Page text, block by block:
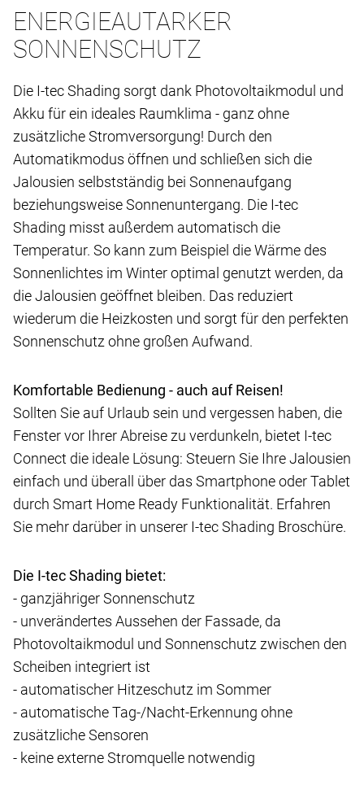
ENERGIEAUTARKER
SONNENSCHUTZ
Die I-tec Shading sorgt dank Photovoltaikmodul und
Akku für ein ideales Raumklima - ganz ohne
zusätzliche Stromversorgung! Durch den
Automatikmodus öffnen und schließen sich die
Jalousien selbstständig bei Sonnenaufgang
beziehungsweise Sonnenuntergang. Die I-tec
Shading misst außerdem automatisch die
Temperatur. So kann zum Beispiel die Wärme des
Sonnenlichtes im Winter optimal genutzt werden, da
die Jalousien geöffnet bleiben. Das reduziert
wiederum die Heizkosten und sorgt für den perfekten
Sonnenschutz ohne großen Aufwand.
Komfortable Bedienung - auch auf Reisen!
Sollten Sie auf Urlaub sein und vergessen haben, die
Fenster vor Ihrer Abreise zu verdunkeln, bietet I-tec
Connect die ideale Lösung: Steuern Sie Ihre Jalousien
einfach und überall über das Smartphone oder Tablet
durch Smart Home Ready Funktionalität. Erfahren
Sie mehr darüber in unserer I-tec Shading Broschüre.
Die I-tec Shading bietet:
- ganzjähriger Sonnenschutz
- unverändertes Aussehen der Fassade, da
Photovoltaikmodul und Sonnenschutz zwischen den
Scheiben integriert ist
- automatischer Hitzeschutz im Sommer
- automatische Tag-/Nacht-Erkennung ohne
zusätzliche Sensoren
- keine externe Stromquelle notwendig